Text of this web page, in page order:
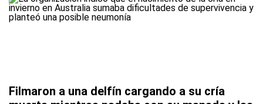
Filmaron a una delfín cargando a su cría